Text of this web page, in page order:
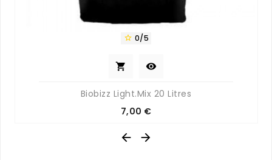
 0/5
 
Biobizz Light.Mix 20 Litres
Prix
7,00 €
 